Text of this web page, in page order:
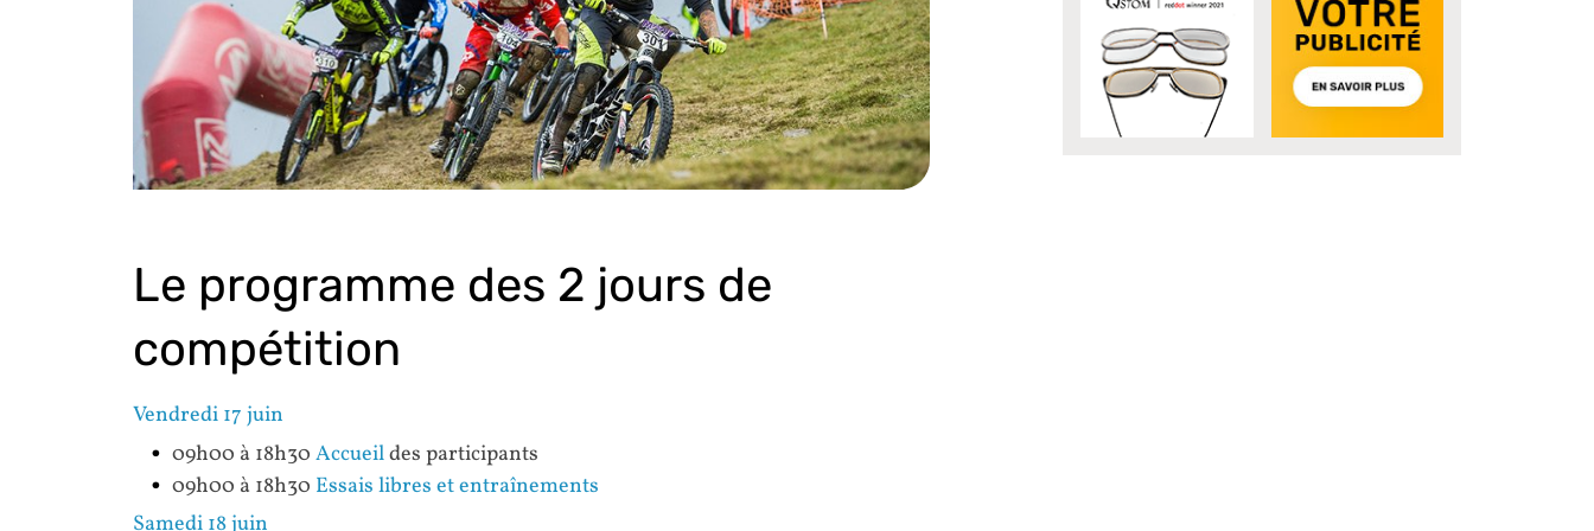
Le programme des 2 jours de
compétition
Vendredi 17 juin
09h00 à 18h30 Accueildes participants
09h00 à 18h30 Essais libres et entraînements
Samedi 18 juin